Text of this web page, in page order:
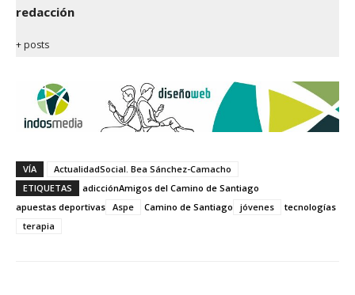
redacción
+ posts
VÍA
ActualidadSocial. Bea Sánchez-Camacho
ETIQUETAS
adicciónAmigos del Camino de Santiago
apuestas deportivas Aspe Camino de Santiago jóvenes
tecnologías
terapia